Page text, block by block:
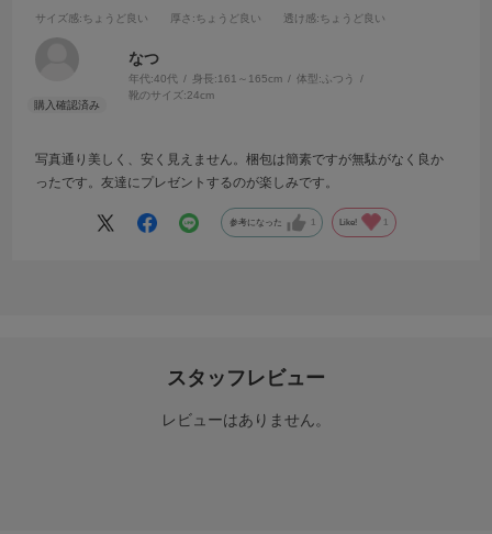
サイズ感:ちょうど良い 厚さ :ちょうど良い 透け感:ちょうど良い
なつ
年代:40代 身長:161～165cm 体型:ふつう
靴のサイズ:24cm
写真通り美しく、安く見えません。梱包は簡素ですが無駄がなく良か
ったです。友達にプレゼントするのが楽しみです。
参考になった Like!
スタッフレビュー
レビューはありません。